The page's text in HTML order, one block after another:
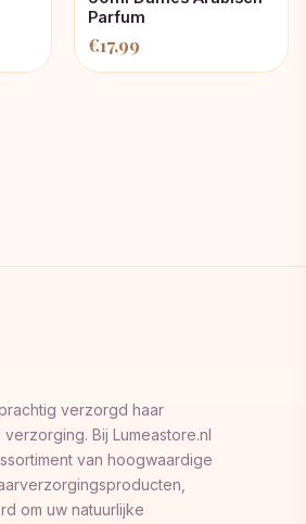
Parfum
€17,99
verzorgd haar
Bij Lumeastore.nl
van hoogwaardige
om uw natuurlijke